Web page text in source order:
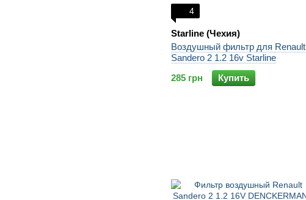
4
Starline (Чехия)
Воздушный фильтр для Renault
Sandero 2 1.2 16v Starline
285 грн
Купить